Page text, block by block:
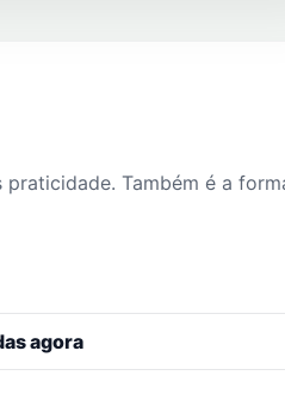
Também é a
agora